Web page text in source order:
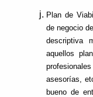
Plan de
de negocio
descriptiva
aquellos
asesorías,
bueno de